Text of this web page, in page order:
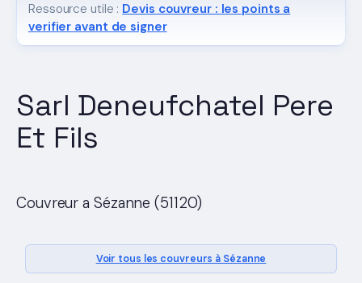
Sarl Deneufchatel Pere
Et Fils
Couvreur a Sézanne (51120)
Voir tous les couvreurs à Sézanne
Ressource utile : Devis couvreur : les points a
verifier avant de signer